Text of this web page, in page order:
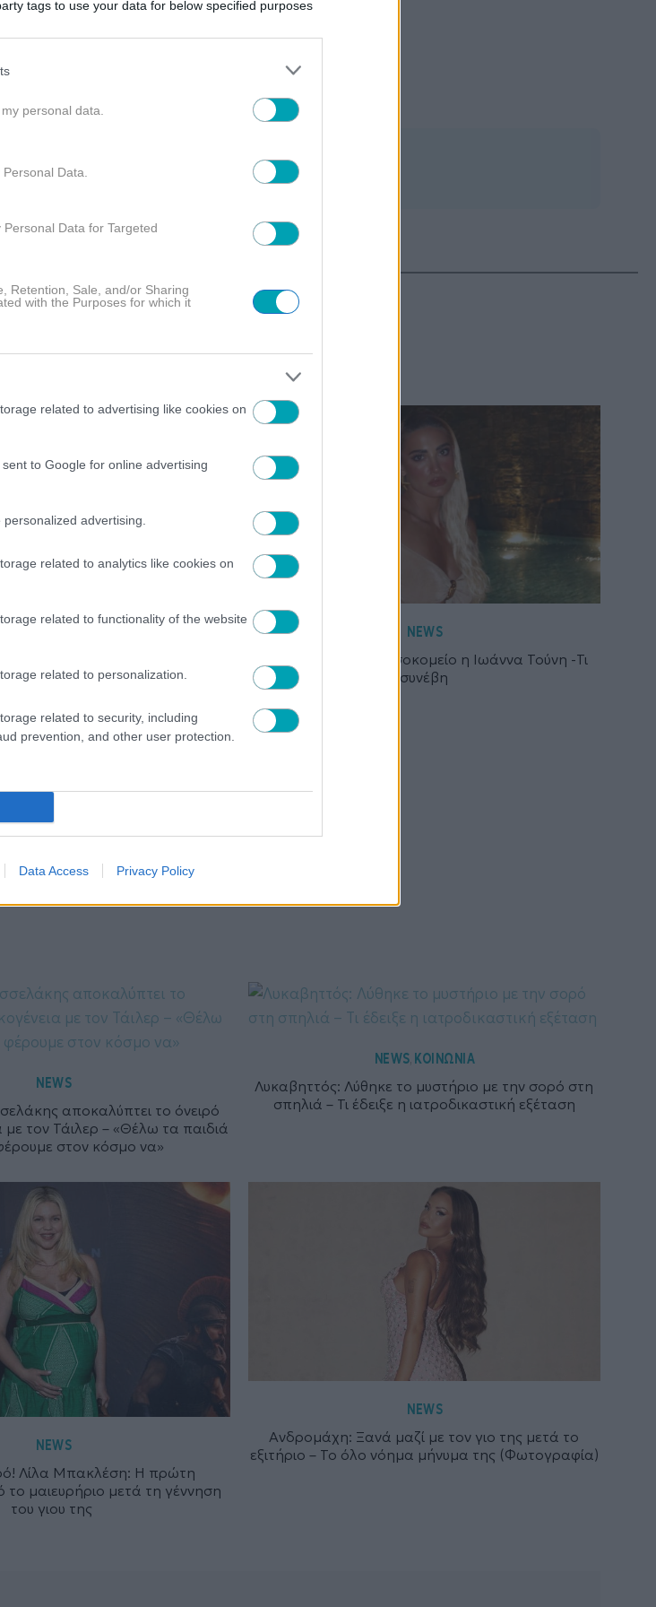
tags to use your data for below specified purposes
personal data.
Data.
Data for Targeted
Retention, Sale, and/or Sharing
with the Purposes for which it
related to advertising like cookies on
to Google for online advertising
advertising.
related to analytics like cookies on
related to functionality of the website
related to personalization.
related to security, including
prevention, and other user protection.
Data Access Privacy Policy
ΠΕΡΙΣΣΟΤΕΡΑ
Δείτε τον για πρώτη φορά
NEWS
Εσπευσμένα στο νοσοκομείο η Ιωάννα Τούνη -Τι
συνέβη
NEWS
αποκαλύπτει το όνειρό
με τον Τάιλερ – «Θέλω τα παιδιά
στον κόσμο να»
NEWS,ΚΟΙΝΩΝΙΑ
Λυκαβηττός: Λύθηκε το μυστήριο με την σορό στη
σπηλιά – Τι έδειξε η ιατροδικαστική εξέταση
NEWS
Λίλα Μπακλέση: Η πρώτη
μαιευρήριο μετά τη γέννηση
του γιου της
NEWS
Ανδρομάχη: Ξανά μαζί με τον γιο της μετά το
εξιτήριο – Το όλο νόημα μήνυμα της (Φωτογραφία)